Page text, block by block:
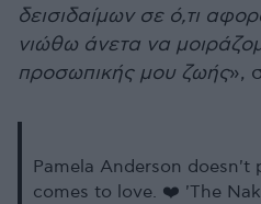
δεισιδαίμων σε ό,τι
νιώθω άνετα να
προσωπικής μου ζωής»,
Pamela Anderson doesn't
comes to love. ❤️ 'The